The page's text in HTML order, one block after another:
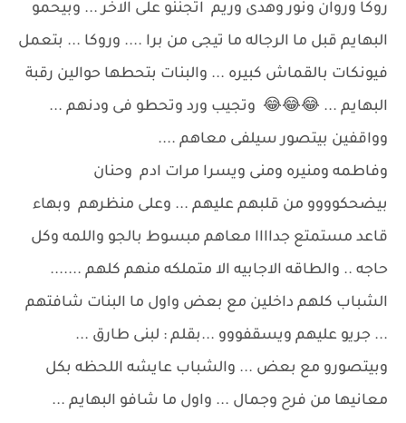
روكا وروان ونور وهدى وريم اتجننو على الاخر ... وبيحمو
البهايم قبل ما الرجاله ما تيجى من برا .... وروكا ... بتعمل
فيونكات بالقماش كبيره ... والبنات بتحطها حوالين رقبة
البهايم ... 😂😂😂 وتجيب ورد وتحطو فى ودنهم ...
وواقفين بيتصور سيلفى معاهم ....
وفاطمه ومنيره ومنى ويسرا مرات ادم وحنان
بيضحكوووو من قلبهم عليهم ... وعلى منظرهم وبهاء
قاعد مستمتع جداااا معاهم مبسوط بالجو واللمه وكل
حاجه .. والطاقه الاجابيه الا متملكه منهم كلهم .......
الشباب كلهم داخلين مع بعض واول ما البنات شافتهم
... جريو عليهم ويسقفووو ...بقلم : لبنى طارق ...
وبيتصورو مع بعض ... والشباب عايشه اللحظه بكل
معانيها من فرح وجمال ... واول ما شافو البهايم ...